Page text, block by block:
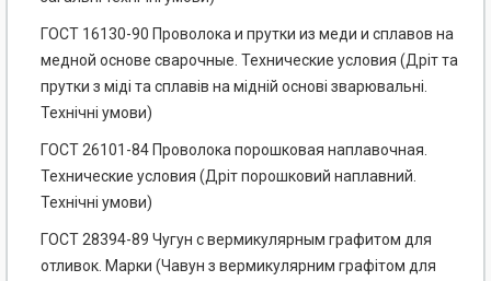
ГОСТ 16130-90 Проволока и прутки из меди и сплавов на
медной основе сварочные. Технические условия (Дріт та
прутки з міді та сплавів на мідній основі зварювальні.
Технічні умови)
ГОСТ 26101-84 Проволока порошковая наплавочная.
Технические условия (Дріт порошковий наплавний.
Технічні умови)
ГОСТ 28394-89 Чугун с вермикулярным графитом для
отливок. Марки (Чавун з вермикулярним графітом для